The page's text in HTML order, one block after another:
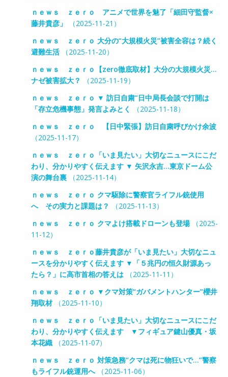
ｎｅｗｓ ｚｅｒｏ アニメで世界を魅了「細田守監督×
藤井貴彦」
（2025-11-21）
ｎｅｗｓ ｚｅｒｏ 大分の“大規模火災”被害全容は？続く
避難生活（2025-11-20）
ｎｅｗｓ ｚｅｒｏ【zero徹底取材】大分の大規模火災…
ナゼ被害拡大？
（2025-11-19）
ｎｅｗｓ ｚｅｒｏ ▼ 訪日自粛”日中局長会談で打開は
「存立危機事態」発言よみとく
（2025-11-18）
ｎｅｗｓ ｚｅｒｏ 【日中緊張】訪日自粛呼びかけ余波
（2025-11-17）
ｎｅｗｓ ｚｅｒｏ「いま見たい」大切なニュースにこだ
わり、分かりやすく伝えます ▼ 矢沢永吉…東京ドーム公
演の舞台裏（2025-11-14）
ｎｅｗｓ ｚｅｒｏ クマ駆除に警察官ライフル銃使用
へ その実力と課題は？
（2025-11-13）
ｎｅｗｓ ｚｅｒｏ クマよけ搭載ドローンも登場（2025-
11-12）
ｎｅｗｓ ｚｅｒｏ藤井貴彦が「いま見たい」大切なニュ
ースを分かりやすく伝えます ▼「５兆円の恒久財源あっ
たら？」に高市首相の答えは（2025-11-11）
ｎｅｗｓ ｚｅｒｏ ▼クマ対策“ガバメントハンター”櫻井
翔取材（2025-11-10）
ｎｅｗｓ ｚｅｒｏ「いま見たい」大切なニュースにこだ
わり、分かりやすく伝えます ▼フィギュア鍵山優真・坂
本花織（2025-11-07）
ｎｅｗｓ ｚｅｒｏ 対策急務“クマは死に物狂いで…”警察
もライフル銃運用へ（2025-11-06）